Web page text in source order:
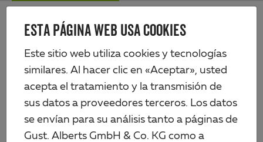
ESTA PÁGINA WEB USA COOKIES
Este sitio web utiliza cookies y tecnologías
similares. Al hacer clic en «Aceptar», usted
acepta el tratamiento y la transmisión de
sus datos a proveedores terceros. Los datos
se envían para su análisis tanto a páginas de
Gust. Alberts GmbH & Co. KG como a
Skip
content
Alberts
Productos
Tecnología de vallas
Paneles de rejilla de varilla doble y puertas
Tiras de protección visual en rollo, robustas, no se deforman